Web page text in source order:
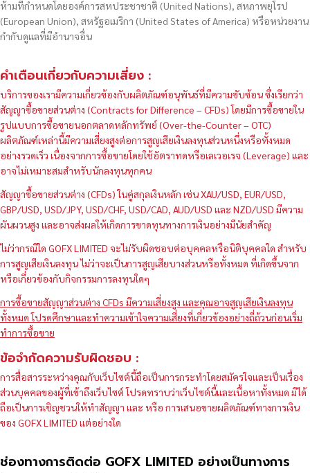
ห้ามที่กำหนดโดยองค์การสหประชาชาติ (United Nations), สหภาพยุโรป
(European Union), สหรัฐอเมริกา (United States of America) หรือหน่วยงาน
กำกับดูแลที่มีอำนาจอื่น
คำเตือนเกี่ยวกับความเสี่ยง :
บริการของเรามีความเกี่ยวข้องกับผลิตภัณฑ์อนุพันธ์ที่มีความซับซ้อน ซึ่งเรียกว่า
สัญญาซื้อขายส่วนต่าง (Contracts for Difference – CFDs) โดยมีการซื้อขายใน
รูปแบบการซื้อขายนอกตลาดหลักทรัพย์ (Over-the-Counter – OTC)
ผลิตภัณฑ์เหล่านี้มีความเสี่ยงสูงต่อการสูญเสียเงินลงทุนส่วนหนึ่งหรือทั้งหมด
อย่างรวดเร็ว เนื่องจากการซื้อขายโดยใช้อัตราทดหรือเลเวอเรจ (Leverage) และ
อาจไม่เหมาะสมสำหรับนักลงทุนทุกคน
สัญญาซื้อขายส่วนต่าง (CFDs) ในคู่สกุลเงินหลัก เช่น XAU/USD, EUR/USD,
GBP/USD, USD/JPY, USD/CHF, USD/CAD, AUD/USD และ NZD/USD มีความ
ผันผวนสูง และอาจส่งผลให้เกิดการขาดทุนทางการเงินอย่างมีนัยสำคัญ
ไม่ว่ากรณีใด GOFX LIMITED จะไม่รับผิดชอบต่อบุคคลหรือนิติบุคคลใด สำหรับ
การสูญเสียเงินลงทุน ไม่ว่าจะเป็นการสูญเสียบางส่วนหรือทั้งหมด ที่เกิดขึ้นจาก
หรือเกี่ยวข้องกับกิจกรรมการลงทุนใดๆ
การซื้อขายสัญญาส่วนต่าง CFDs มีความเสี่ยงสูง และคุณอาจสูญเสียเงินลงทุน
ทั้งหมด โปรดศึกษาและทำความเข้าใจความเสี่ยงที่เกี่ยวข้องอย่างถี่ถ้วนก่อนเริ่ม
ทำการซื้อขาย
ข้อจำกัดความรับผิดชอบ :
การสื่อสารระหว่างคุณกับเว็บไซต์นี้ถือเป็นการกระทำโดยสมัครใจและเป็นเรื่อง
ส่วนบุคคลของผู้ที่เข้าถึงเว็บไซต์ โปรดทราบว่าเว็บไซต์นี้และเนื้อหาทั้งหมด มิได้
ถือเป็นการเชิญชวนให้ทำสัญญา และ หรือ การเสนอขายผลิตภัณฑ์ทางการเงิน
ของ GOFX LIMITED แต่อย่างใด
ช่องทางการติดต่อ GOFX LIMITED อย่างเป็นทางการ